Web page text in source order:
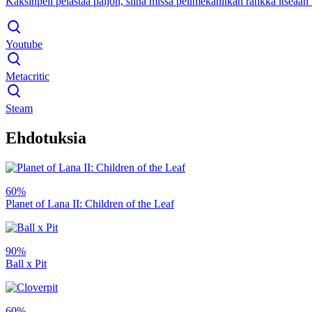
Youtube
Metacritic
Steam
Ehdotuksia
60%
Planet of Lana II: Children of the Leaf
90%
Ball x Pit